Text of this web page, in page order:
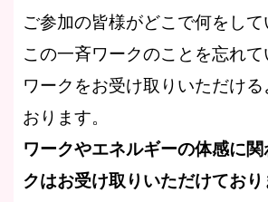
ご参加の皆様がどこで何をして
この一斉ワークのことを忘れ
ワークをお受け取りいただけ
おります。
ワークやエネルギーの体感に
クはお受け取りいただけており